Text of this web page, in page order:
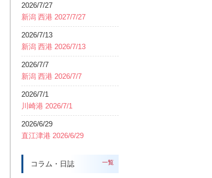
2026/7/27
新潟 西港 2027/7/27
2026/7/13
新潟 西港 2026/7/13
2026/7/7
新潟 西港 2026/7/7
2026/7/1
川崎港 2026/7/1
2026/6/29
直江津港 2026/6/29
コラム・日誌 一覧